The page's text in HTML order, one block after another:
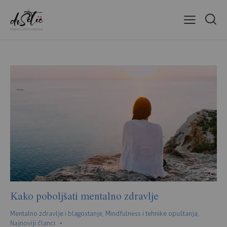
Kako poboljšati mentalno zdravlje
Mentalno zdravlje i blagostanje Mindfulness i tehnike opuštanja
Najnoviji članci